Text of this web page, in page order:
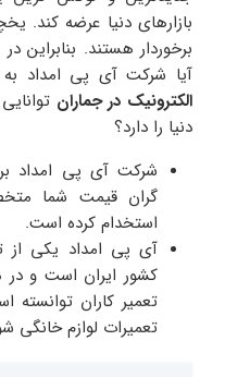
بازارهای دنیا عرضه کند.
برخوردار هستند.
آیا شرکت آی پی امداد
الکترونیک در جماران
دنیا را دارد؟
شرکت آی پی امداد
گران قیمت شما
استخدام کرده است.
آی پی امداد یکی از
کشور ایران است و در
تعمیرات لوازم خانگی